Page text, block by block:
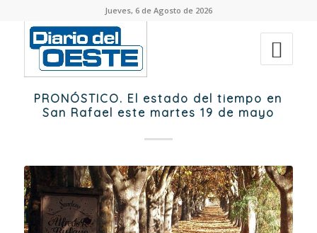
Jueves, 6 de Agosto de 2026
PRONÓSTICO. El estado del tiempo en
San Rafael este martes 19 de mayo